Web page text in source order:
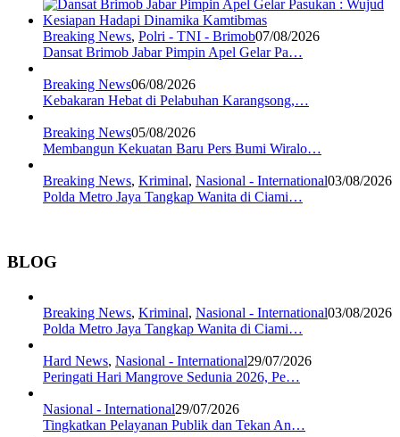
Breaking News, Polri - TNI - Brimob07/08/2026
Dansat Brimob Jabar Pimpin Apel Gelar Pa…
Breaking News06/08/2026
Kebakaran Hebat di Pelabuhan Karangsong,…
Breaking News05/08/2026
Membangun Kekuatan Baru Pers Bumi Wiralo…
Breaking News, Kriminal, Nasional - International03/08/2026
Polda Metro Jaya Tangkap Wanita di Ciami…
BLOG
Breaking News, Kriminal, Nasional - International03/08/2026
Polda Metro Jaya Tangkap Wanita di Ciami…
Hard News, Nasional - International29/07/2026
Peringati Hari Mangrove Sedunia 2026, Pe…
Nasional - International29/07/2026
Tingkatkan Pelayanan Publik dan Tekan An…